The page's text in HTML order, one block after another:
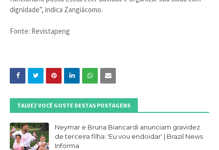
dignidade”, indica Zangiácomo.
Fonte: Revistapeng
TALVEZ VOCÊ GOSTE DESTAS POSTAGENS
Neymar e Bruna Biancardi anunciam gravidez
de terceira filha: 'Eu vou endoidar' | Brazil News
Informa